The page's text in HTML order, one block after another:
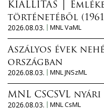
KIÁLLÍTÁS │
történetéből
2026.08.03.
MNL VaML
Aszályos évek
országban
2026.08.03.
MNL JNSzML
MNL CSCSVL
2026.08.03.
MNL CsML